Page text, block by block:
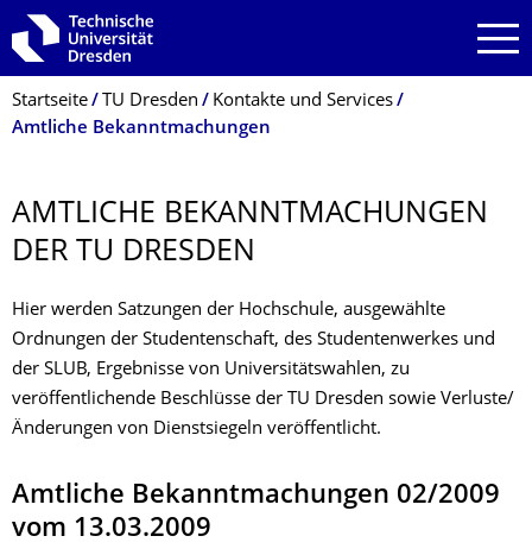
Zur Hauptnavigation springen
Zur Suche springen
Zum Inhalt springen
Breadcrumb-Menü
Startseite TU Dresden
Kontakte und Services
Amtliche Bekanntmachungen
AMTLICHE BEKANNTMACHUN­GEN
DER TU DRESDEN
Hier werden Satzungen der Hochschule, ausgewählte
Ordnungen der Studentenschaft, des Studentenwerkes und
der SLUB, Ergebnisse von Universitätswahlen, zu
veröffentlichende Beschlüsse der TU Dresden sowie Verluste/
Änderungen von Dienstsiegeln veröffentlicht.
Amtliche Bekanntmachungen 02/2009
vom 13.03.2009